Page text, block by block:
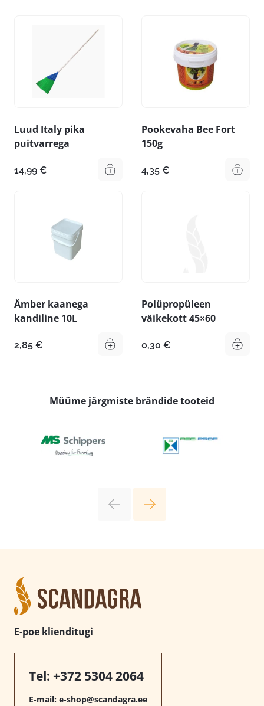
Luud Italy pika
puitvarrega
14,99 €
Pookevaha Bee Fort
150g
4,35 €
Ämber kaanega
kandiline 10L
2,85 €
Polüpropüleen
väikekott 45×60
0,30 €
Müüme järgmiste brändide tooteid
E-poe klienditugi
Tel: +372 5304 2064
E-mail: e-shop@scandagra.ee